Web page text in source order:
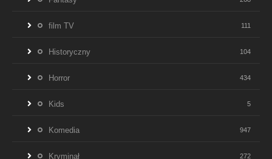
film TV 111
Historyczny 104
Horror 434
Kids 5
Komedia 947
Kryminał 272